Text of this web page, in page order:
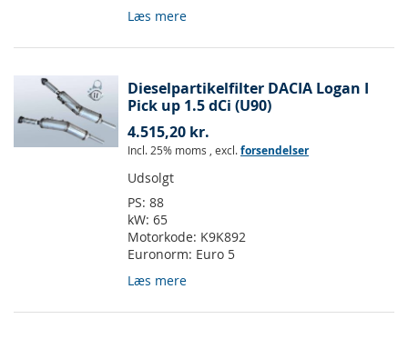
Læs mere
Dieselpartikelfilter DACIA Logan I
Pick up 1.5 dCi (U90)
4.515,20 kr.
Incl. 25% moms , excl.forsendelser
Udsolgt
PS: 88
kW: 65
Motorkode: K9K892
Euronorm: Euro 5
Læs mere